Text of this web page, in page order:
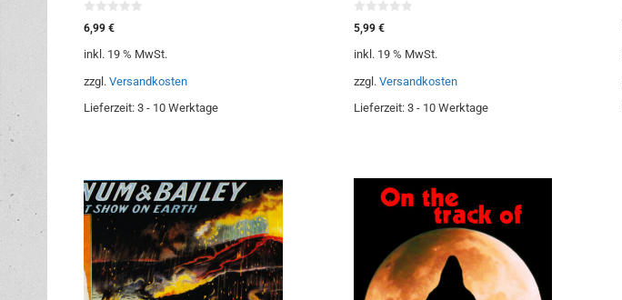
0
v
n
6,99 €
inkl. 19 % MwSt.
zzgl. Versandkosten
Lieferzeit: 3 - 10 Werktage
0
v
n
5,99 €
inkl. 19 % MwSt.
zzgl. Versandkosten
Lieferzeit: 3 - 10 Werktage